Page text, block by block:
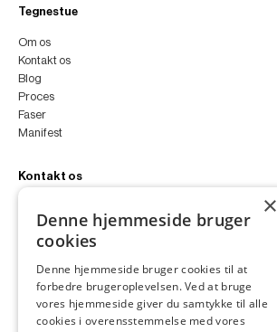
Tegnestue
Om os
Kontakt os
Blog
Proces
Faser
Manifest
Kontakt os
+45 4252 0011
VA11a
2300 København S
Instagram
×
Denne hjemmeside bruger
cookies
Denne hjemmeside bruger cookies til at
forbedre brugeroplevelsen. Ved at bruge
vores hjemmeside giver du samtykke til alle
cookies i overensstemmelse med vores